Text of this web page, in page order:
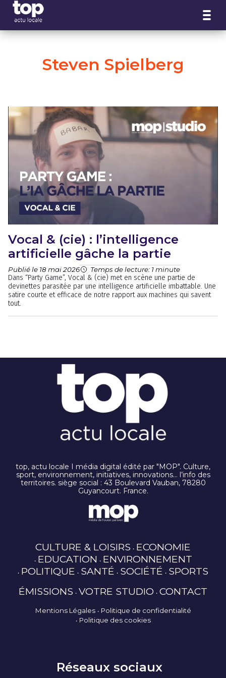
Steven Spielberg
Vocal & (cie) : l’intelligence
artificielle gâche la partie
Publié le 18 mai 2026 Temps de lecture: 1 minute
Dans “Party Game”, Vocal & (cie) met en scène une partie de
devinettes parasitée par une intelligence artificielle imbattable. Une
satire courte et efficace de notre rapport aux machines qui savent
tout.
top, actu locale I média digital édité par "MOP". Culture,
sport, environnement, initiatives, innovations… l’info des
territoires. siège social : 43 Boulevard Vauban, 78280
Guyancourt. France.
CULTURE & LOISIRS ECONOMIE
EDUCATION ENVIRONNEMENT
POLITIQUE SANTÉ SOCIÉTÉ SPORTS
ÉMISSIONS VOTRE STUDIO CONTACT
Mentions Légales
Politique de confidentialité
Politique des cookies
Réseaux sociaux
Panneau de gestion des cookies